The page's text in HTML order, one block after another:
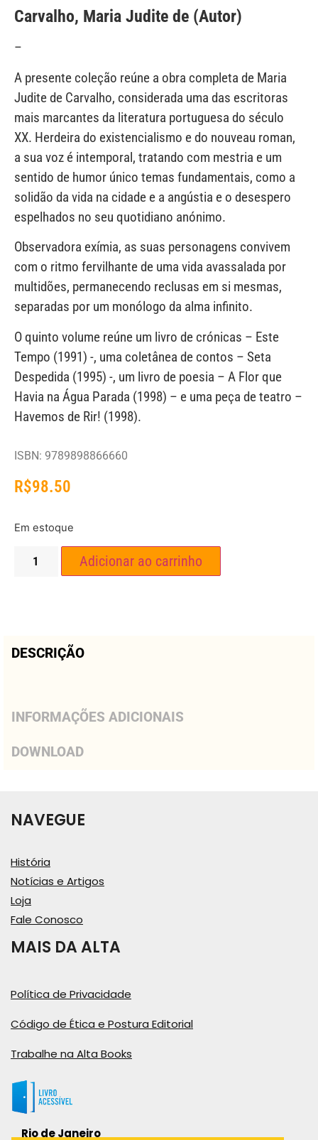
Carvalho, Maria Judite de (Autor)
–
A presente coleção reúne a obra completa de Maria
Judite de Carvalho, considerada uma das escritoras
mais marcantes da literatura portuguesa do século
XX. Herdeira do existencialismo e do nouveau roman,
a sua voz é intemporal, tratando com mestria e um
sentido de humor único temas fundamentais, como a
solidão da vida na cidade e a angústia e o desespero
espelhados no seu quotidiano anónimo.
Observadora exímia, as suas personagens convivem
com o ritmo fervilhante de uma vida avassalada por
multidões, permanecendo reclusas em si mesmas,
separadas por um monólogo da alma infinito.
O quinto volume reúne um livro de crónicas – Este
Tempo (1991) -, uma coletânea de contos – Seta
Despedida (1995) -, um livro de poesia – A Flor que
Havia na Água Parada (1998) – e uma peça de teatro –
Havemos de Rir! (1998).
ISBN: 9789898866660
R$98.50
Em estoque
Adicionar ao carrinho
DESCRIÇÃO
INFORMAÇÕES ADICIONAIS
DOWNLOAD
NAVEGUE
História
Notícias e Artigos
Loja
Fale Conosco
MAIS DA ALTA
Política de Privacidade
Código de Ética e Postura Editorial
Trabalhe na Alta Books
Rio de Janeiro